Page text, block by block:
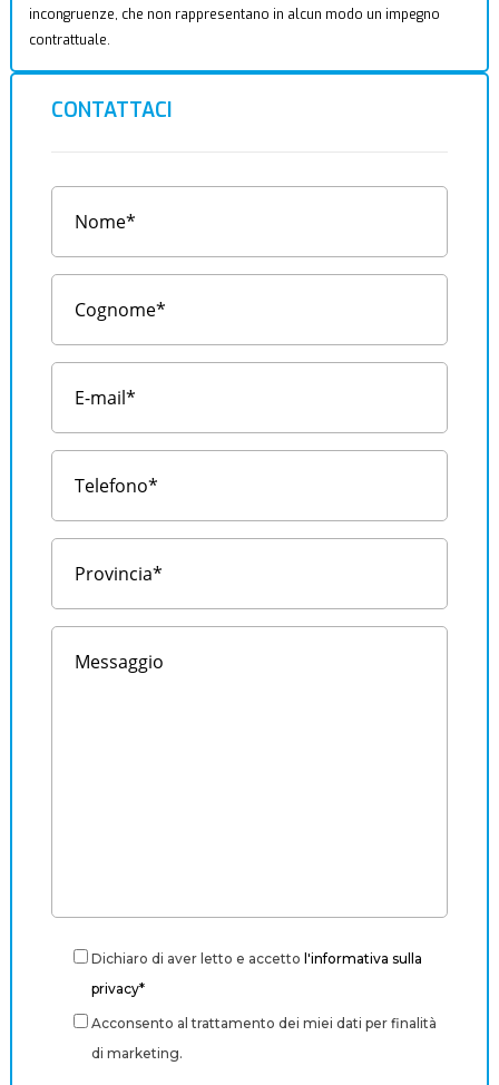
incongruenze, che non rappresentano in alcun modo un impegno
contrattuale.
CONTATTACI
Dichiaro di aver letto e accetto l'informativa sulla
privacy*
Acconsento al trattamento dei miei dati per finalità
di marketing.